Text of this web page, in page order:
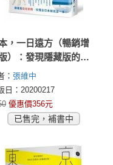
，一日遠方（暢銷增
）：發現隱藏版的日
36個一定要走的經典
行
： 張維中
日：20200217
優惠價356元
已售完，補書中